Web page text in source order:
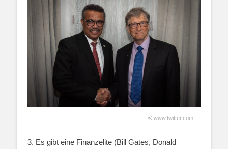
© www.twitter.com
3. Es gibt eine Finanzelite (Bill Gates, Donald